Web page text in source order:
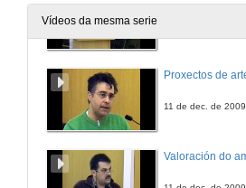
Vídeos da mesma serie
11 de dec. de 2009